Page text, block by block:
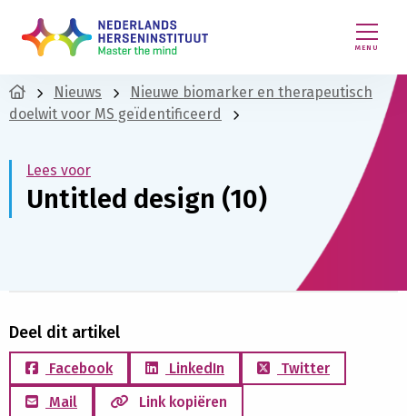
MENU
Nieuws
Nieuwe biomarker en therapeutisch
doelwit voor MS geïdentificeerd
Lees voor
Untitled design (10)
Deel dit artikel
Facebook LinkedIn
Twitter
Mail
Link kopiëren